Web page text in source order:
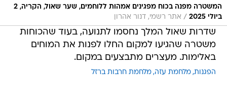
המשטרה מפנה בכוח מפגינים אמהות ללוחמים, שער שאול, הקריה, 2
ביולי 2025
/ אתר רשמי, דנור אהרון
שדרות שאול המלך נחסמו לתנועה, בעוד שהכוחות
משטרה שהגיעו למקום החלו לפנות את המוחים
באלימות. מעצרים מתבצעים במקום.
הפגנות מלחמת עזה מלחמת חרבות ברזל